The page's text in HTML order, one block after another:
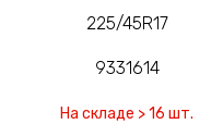
225/45R17
9331614
На складе > 16 шт.